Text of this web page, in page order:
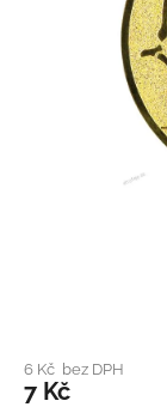
6 Kč bez DPH
7 Kč